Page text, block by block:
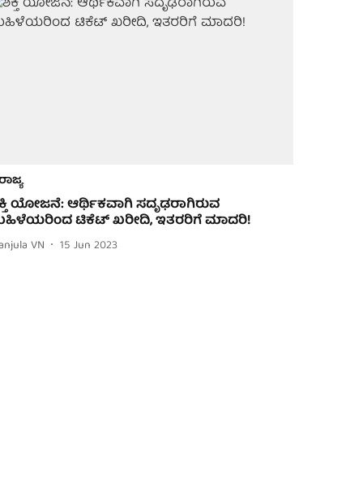
ಯೋಜನೆ: ಆರ್ಥಿಕವಾಗಿ ಸದೃಢರಾಗಿರುವ
ಟಿಕೆಟ್ ಖರೀದಿ, ಇತರರಿಗೆ ಮಾದರಿ!
VN 15 Jun 2023